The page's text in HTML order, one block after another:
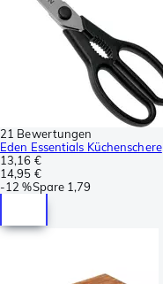
21 Bewertungen
Eden Essentials Küchenschere
13,16 €
14,95 €
-12 %Spare 1,79